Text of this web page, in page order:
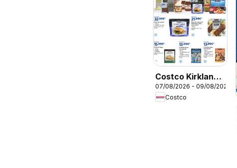
Costco Kirkland
signature
07/08/2026 - 09/08/2026
Costco